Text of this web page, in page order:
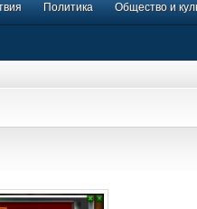
Политика Общество и